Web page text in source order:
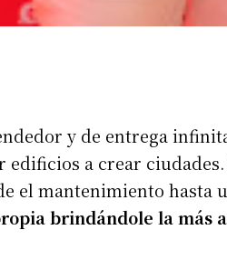
y de entrega
a crear
el mantenimiento
brindándole la